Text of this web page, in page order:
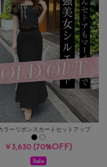
ラーリボンスカートセットアップ
￥3,630(70%OFF)
Sale